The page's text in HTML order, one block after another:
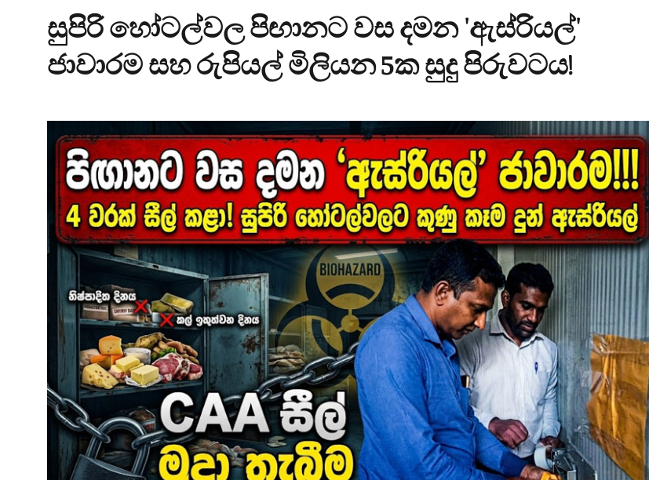
සුපිරි හෝටල්වල පිඟානට වස දමන 'ඇස්රියල්'
ජාවාරම සහ රුපියල් මිලියන 5ක සුදු පිරුවටය!